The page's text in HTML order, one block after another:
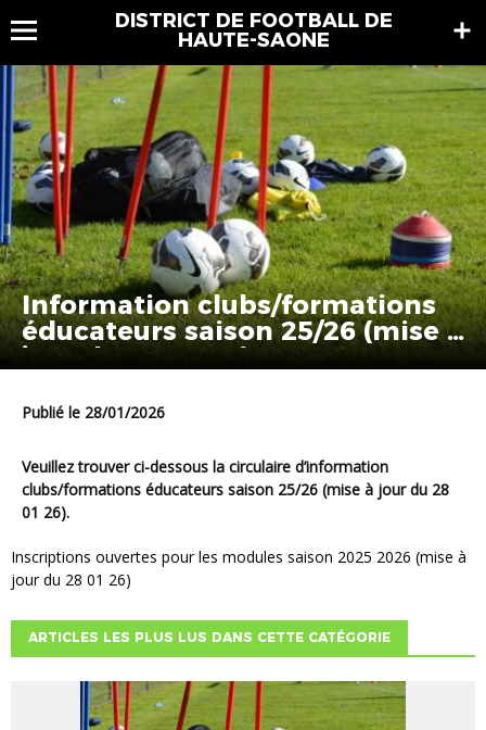
DISTRICT DE FOOTBALL DE
HAUTE-SAONE
Information clubs/formations
éducateurs saison 25/26 (mise à
jour du 28 01 26)
Publié le 28/01/2026
Veuillez trouver ci-dessous la circulaire d’information
clubs/formations éducateurs saison 25/26 (mise à jour du 28
01 26).
Inscriptions ouvertes pour les modules saison 2025 2026 (mise à
jour du 28 01 26)
ARTICLES LES PLUS LUS DANS CETTE CATÉGORIE